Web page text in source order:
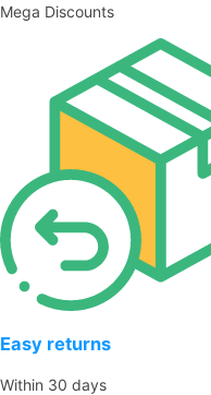
Mega Discounts
Easy returns
Within 30 days